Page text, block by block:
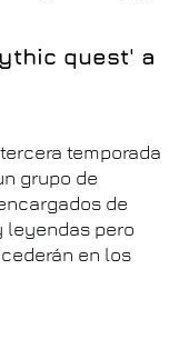
quest' a
temporada
grupo de
de
leyendas pero
en los